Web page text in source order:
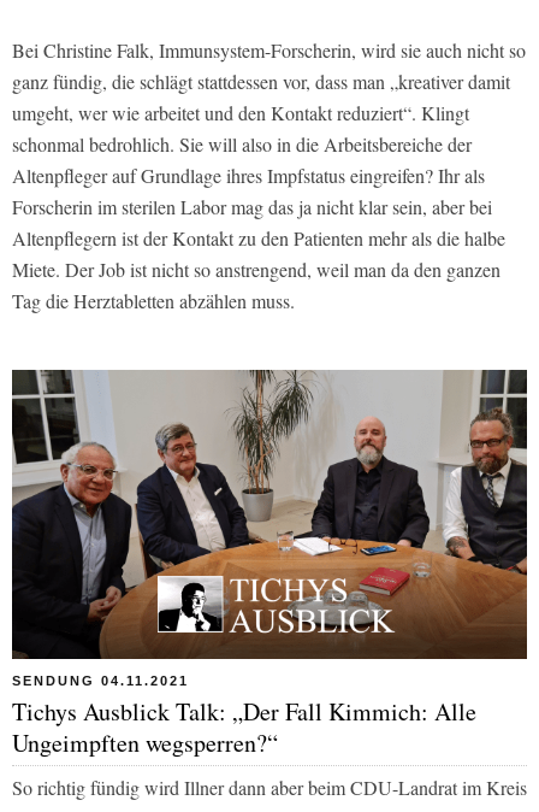
Bei Christine Falk, Immunsystem-Forscherin, wird sie auch nicht so
ganz fündig, die schlägt stattdessen vor, dass man „kreativer damit
umgeht, wer wie arbeitet und den Kontakt reduziert“. Klingt
schonmal bedrohlich. Sie will also in die Arbeitsbereiche der
Altenpfleger auf Grundlage ihres Impfstatus eingreifen? Ihr als
Forscherin im sterilen Labor mag das ja nicht klar sein, aber bei
Altenpflegern ist der Kontakt zu den Patienten mehr als die halbe
Miete. Der Job ist nicht so anstrengend, weil man da den ganzen
Tag die Herztabletten abzählen muss.
SENDUNG 04.11.2021
Tichys Ausblick Talk: „Der Fall Kimmich: Alle
Ungeimpften wegsperren?“
So richtig fündig wird Illner dann aber beim CDU-Landrat im Kreis